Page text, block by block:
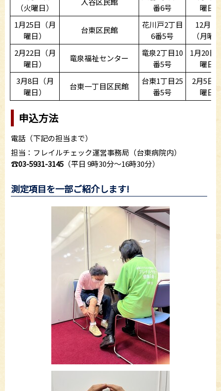
（火曜日）
番6号
曜日
1月25日（月
曜日）
台東区民館
花川戸2丁目
6番5号
12月18
（月曜
2月22日（月
曜日）
竜泉福祉センター
竜泉2丁目10
番5号
1月20日
曜日
3月8日（月
曜日）
台東一丁目区民館
台東1丁目25
番5号
2月5日
曜日
申込方法
電話（下記の担当まで）
担当：フレイルチェック運営事務局（台東病院内）
☎03-5931-3145 （平日 9時30分～16時30分）
測定項目を一部ご紹介します!